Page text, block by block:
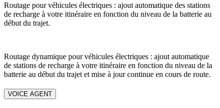
Routage pour véhicules électriques : ajout automatique des stations
de recharge à votre itinéraire en fonction du niveau de la batterie au
début du trajet.
Routage dynamique pour véhicules électriques : ajout automatique
de stations de recharge à votre itinéraire en fonction du niveau de la
batterie au début du trajet et mise à jour continue en cours de route.
VOICE AGENT